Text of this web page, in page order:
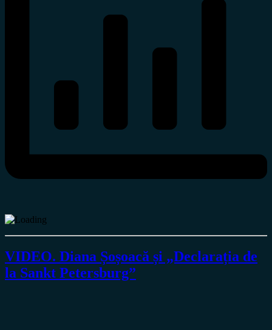
VIDEO. Diana Șoșoacă și „Declarația de
la Sankt Petersburg”